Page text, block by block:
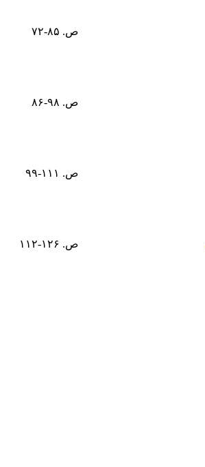
ص. ۸۵-۷۲
ص. ۹۸-۸۶
ص. ۱۱۱-۹۹
ص. ۱۲۶-۱۱۲